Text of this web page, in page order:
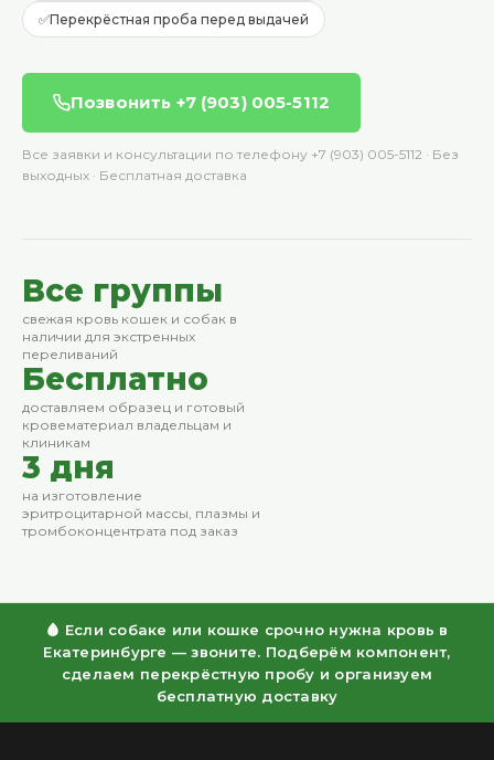
✅Перекрёстная проба перед выдачей
Позвонить +7 (903) 005-5112
Все заявки и консультации по телефону +7 (903) 005-5112 · Без
выходных · Бесплатная доставка
Все группы
свежая кровь кошек и собак в
наличии для экстренных
переливаний
Бесплатно
доставляем образец и готовый
кровематериал владельцам и
клиникам
3 дня
на изготовление
эритроцитарной массы, плазмы и
тромбоконцентрата под заказ
🩸 Если собаке или кошке срочно нужна кровь в
Екатеринбурге — звоните. Подберём компонент,
сделаем перекрёстную пробу и организуем
бесплатную доставку